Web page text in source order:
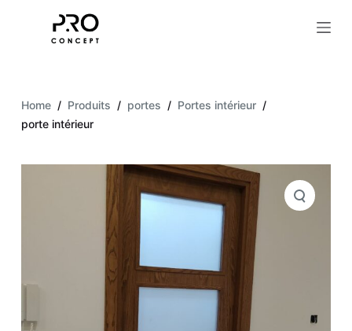
o
o
Home / Produits / portes / Portes intérieur /
porte intérieur